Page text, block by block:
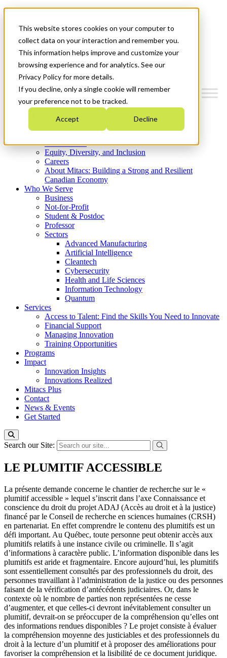
This website stores cookies on your computer to
collect data on your interaction and remember you.
This information helps improve and customize your
browsing experience and for analytics. See our
Privacy Policy for more details.
If you decline, only a single cookie will remember
your preference not to be tracked.
Accept Decline
News & Events
Get Started
Menu
Who We Are
Strategic Plan 2026-2030
What We Do
Equity, Diversity, and Inclusion
Careers
About Mitacs: Building a Strong and Resilient
Canadian Economy
Who We Serve
Business
Not-for-Profit
Student & Postdoc
Professor
Sectors
Advanced Manufacturing
Artificial Intelligence
Cleantech
Cybersecurity
Health and Life Sciences
Information Technology
Quantum
Services
Access to Talent: Find the Skills You Need to Innovate
Financial Support
Managing Innovation
Training Opportunities
Programs
Impact
Innovation Insights
Innovations Realized
Mitacs Plus
Contact
News & Events
Get Started
Search our Site:
LE PLUMITIF ACCESSIBLE
La présente demande concerne le chantier de recherche sur le «
plumitif accessible » lequel s’inscrit dans l’axe Connaissance et
conscience du droit du projet ADAJ (Accès au droit et à la justice)
financé par le Conseil de recherche en sciences humaines (CRSH)
en partenariat. En effet comprendre le contenu des plumitifs est un
défi important. Au Québec, toute personne peut obtenir accès aux
plumitifs relatifs à une instance civile ou criminelle. Il s’agit
d’informations à caractère public. L’information disponible dans les
plumitifs est aride et fragmentaire. Encore aujourd’hui, les plumitifs
sont essentiellement consultés par des professionnels du droit, des
personnes travaillant à l’administration de la justice ou des personnes
faisant de la vérification d’antécédents judiciaires. Or, dans le
contexte où le nombre de parties non représentées ne cesse
d’augmenter, et que celles-ci devront inévitablement consulter un
plumitif, devrait-on se préoccuper de la compréhension qu’elles ont
des informations rendues disponibles ? Le projet consiste à évaluer
la compréhension moyenne des justiciables et des professionnels du
droit à la lecture d’un plumitif et à proposer des améliorations pour
favoriser la compréhension et la lisibilité de ce document juridique.